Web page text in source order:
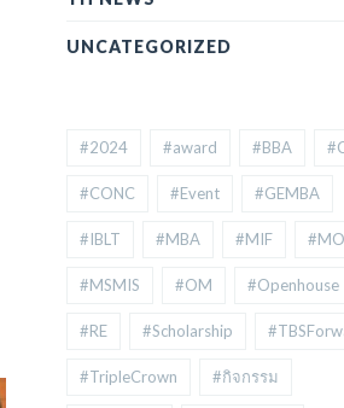
UNCATEGORIZED
#2024 #award #BBA
#CONC #Event #GEMBA
#IBLT #MBA #MIF
#MSMIS #OM #Openhouse
#RE #Scholarship
#TripleCrown #กิจกรรม